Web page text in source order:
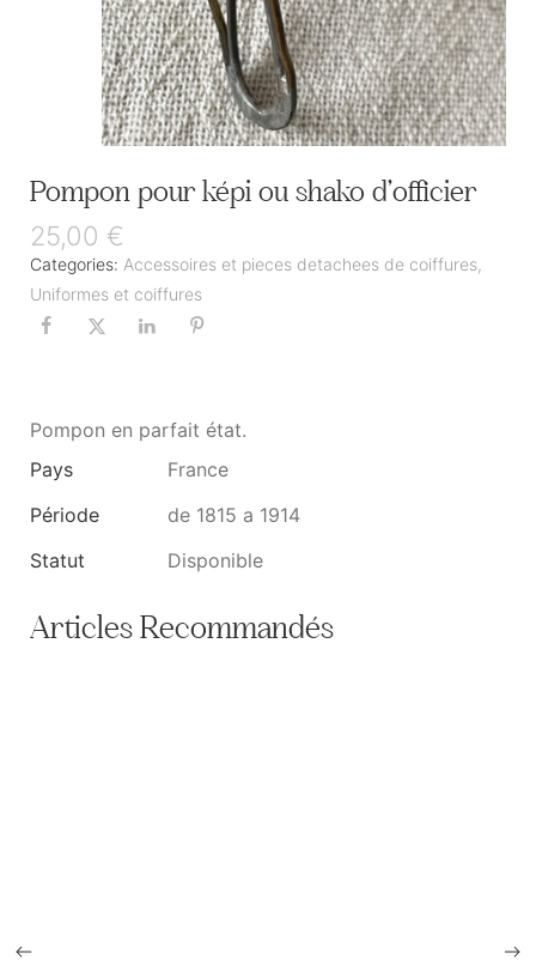
Pompon pour képi ou shako d’officier
25,00 €
Categories: Accessoires et pieces detachees de coiffures,
Uniformes et coiffures
Pompon en parfait état.
Pays
France
Période
de 1815 a 1914
Statut
Disponible
Articles Recommandés